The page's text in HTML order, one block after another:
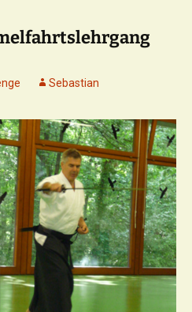
Sebastian